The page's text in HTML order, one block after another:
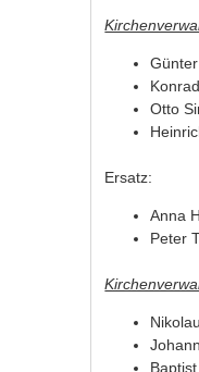
Otto
Ersatz:
Anna
Peter